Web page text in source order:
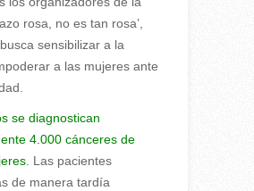
rosa, no es tan rosa’,
sensibilizar a la
a las mujeres ante
se diagnostican
4.000 cánceres de
. Las pacientes
de manera tardía